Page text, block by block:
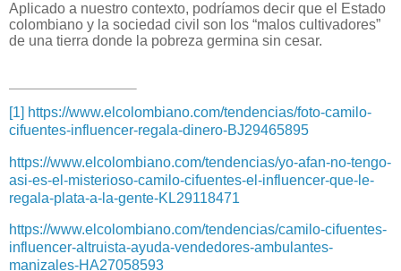
Aplicado a nuestro contexto, podríamos decir que el Estado
colombiano y la sociedad civil son los “malos cultivadores”
de una tierra donde la pobreza germina sin cesar.
[1] https://www.elcolombiano.com/tendencias/foto-camilo-
cifuentes-influencer-regala-dinero-BJ29465895
https://www.elcolombiano.com/tendencias/yo-afan-no-tengo-
asi-es-el-misterioso-camilo-cifuentes-el-influencer-que-le-
regala-plata-a-la-gente-KL29118471
https://www.elcolombiano.com/tendencias/camilo-cifuentes-
influencer-altruista-ayuda-vendedores-ambulantes-
manizales-HA27058593